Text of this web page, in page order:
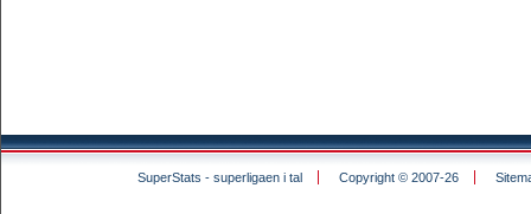
SuperStats - superligaen i tal Copyright © 2007-26